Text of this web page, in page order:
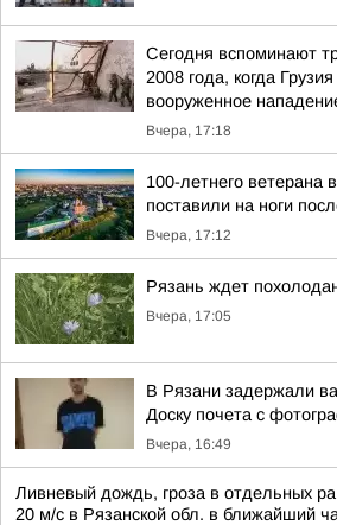
Сегодня вспоминают
2008 года, когда
вооруженное
Вчера, 17:18
100-летнего ветерана
поставили на ноги
Вчера, 17:12
Рязань ждет
Вчера, 17:05
В Рязани задержали
Доску почета с
Вчера, 16:49
Ливневый дождь, гроза в отдельных
20 м/с в Рязанской обл. в ближайший